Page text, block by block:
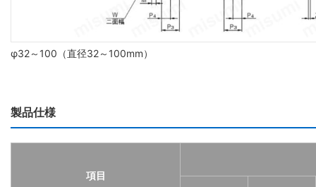
φ32～100（直径32～100mm）
製品仕様
項目